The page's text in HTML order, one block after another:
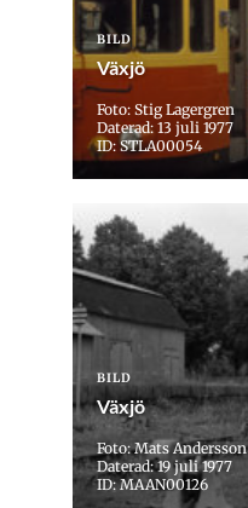
BILD
Växjö
Foto: Stig Lagergren
Daterad: 13 juli 1977
ID: STLA00054
BILD
Växjö
Foto: Mats Andersson
Daterad: 19 juli 1977
ID: MAAN00126